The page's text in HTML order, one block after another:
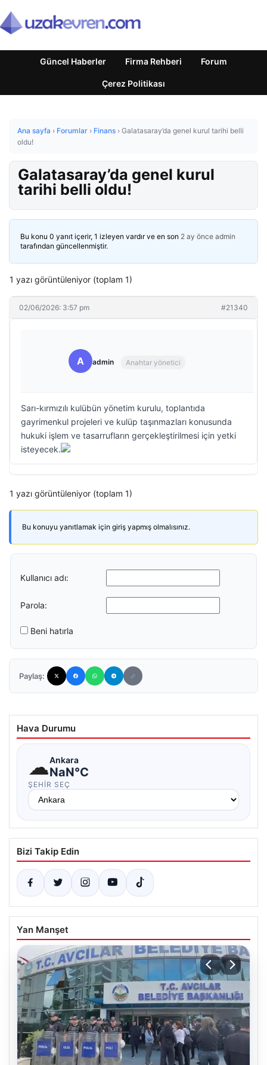
Güncel Haberler Firma Rehberi Forum
Çerez Politikası
Ana sayfa › Forumlar › Finans › Galatasaray’da genel kurul tarihi belli
oldu!
Galatasaray’da genel kurul
tarihi belli oldu!
Bu konu 0 yanıt içerir, 1 izleyen vardır ve en son 2 ay önce admin
tarafından güncellenmiştir.
1 yazı görüntüleniyor (toplam 1)
02/06/2026: 3:57 pm #21340
A admin Anahtar yönetici
Sarı-kırmızılı kulübün yönetim kurulu, toplantıda
gayrimenkul projeleri ve kulüp taşınmazları konusunda
hukuki işlem ve tasarrufların gerçekleştirilmesi için yetki
isteyecek.
1 yazı görüntüleniyor (toplam 1)
Bu konuyu yanıtlamak için giriş yapmış olmalısınız.
Kullanıcı adı:
Parola:
Beni hatırla
Paylaş:
Hava Durumu
☁Ankara
NaN°C
ŞEHIR SEÇ
Bizi Takip Edin
Yan Manşet